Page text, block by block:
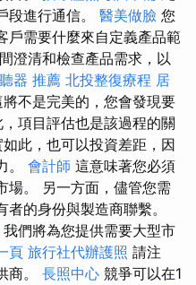
段進行通信。 醫美做臉 您
戶需要什麼來自定義產品範
澄清和檢查產品需求，以
器 推薦 北投整復療程 居
不是完美的，您會發現要
，項目評估也是該過程的關
此，也可以投資差距，因
。 會計師 這意味著您必須
場。 另一方面，儘管您需
的身份與製造商聯繫。
我們將為您提供需要大型市
頁 旅行社代辦護照 請注
商。 長照中心 競爭可以在1